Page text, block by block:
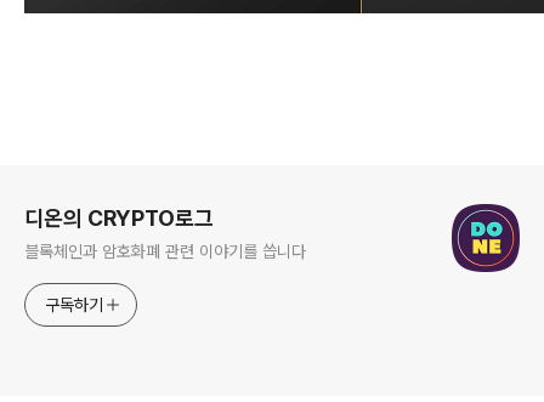
디온의 CRYPTO로그
블록체인과 암호화폐 관련 이야기를 씁니다
구독하기